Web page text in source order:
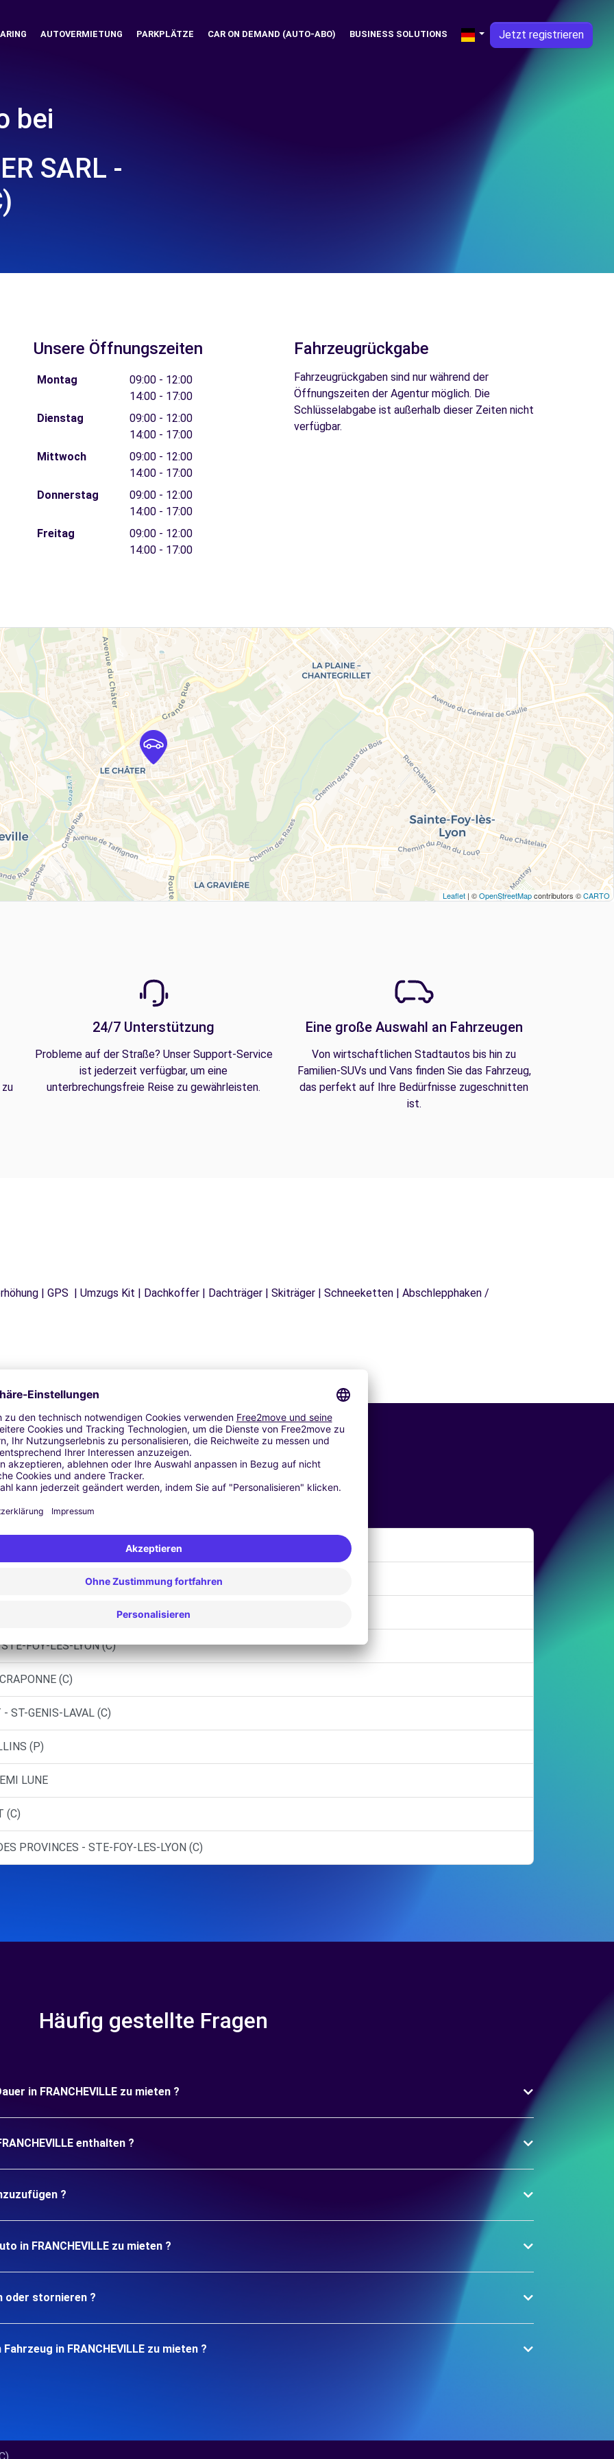
AUTOVERMIETUNG PARKPLÄTZE CAR ON DEMAND (AUTO-ABO) BUSINESS SOLUTIONS Jetzt registrieren
bei
SARL -
Unsere Öffnungszeiten
Montag
09:00 - 12:00
14:00 - 17:00
Dienstag
09:00 - 12:00
14:00 - 17:00
Mittwoch
09:00 - 12:00
14:00 - 17:00
Donnerstag
09:00 - 12:00
14:00 - 17:00
Freitag
09:00 - 12:00
14:00 - 17:00
Fahrzeugrückgabe
Fahrzeugrückgaben sind nur während der
Öffnungszeiten der Agentur möglich. Die
Schlüsselabgabe ist außerhalb dieser Zeiten nicht
verfügbar.
Leaflet | ©OpenStreetMapcontributors ©CARTO
24/7 Unterstützung
Probleme auf der Straße? Unser Support-Service
ist jederzeit verfügbar, um eine
unterbrechungsfreie Reise zu gewährleisten.
Eine große Auswahl an Fahrzeugen
Von wirtschaftlichen Stadtautos bis hin zu
Familien-SUVs und Vans finden Sie das Fahrzeug,
das perfekt auf Ihre Bedürfnisse zugeschnitten
ist.
| GPS | Umzugs Kit | Dachkoffer | Dachträger | Skiträger | Schneeketten | Abschlepphaken /
Ähnliche Agenturen
- TASSIN LA DEMI LUNE (P)
FOY-LES-LYON (C)
(C)
ST-GENIS-LAVAL (C)
(P)
LUNE
(C)
PROVINCES - STE-FOY-LES-LYON (C)
Häufig gestellte Fragen
in FRANCHEVILLE zu mieten ?
enthalten ?
?
in FRANCHEVILLE zu mieten ?
oder stornieren ?
in FRANCHEVILLE zu mieten ?